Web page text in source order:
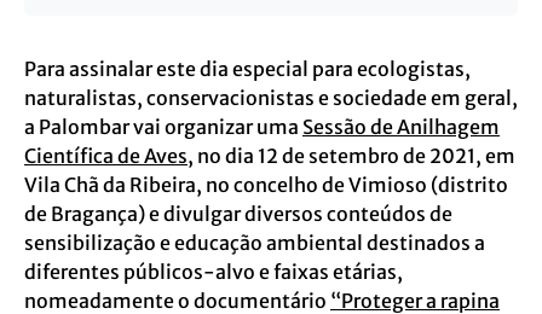
Para assinalar este dia especial para ecologistas,
naturalistas, conservacionistas e sociedade em geral,
a Palombar vai organizar uma Sessão de Anilhagem
Científica de Aves, no dia 12 de setembro de 2021, em
Vila Chã da Ribeira, no concelho de Vimioso (distrito
de Bragança) e divulgar diversos conteúdos de
sensibilização e educação ambiental destinados a
diferentes públicos-alvo e faixas etárias,
nomeadamente o documentário “Proteger a rapina